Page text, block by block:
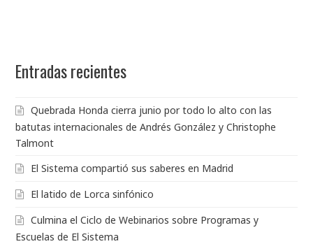
Entradas recientes
Quebrada Honda cierra junio por todo lo alto con las
batutas internacionales de Andrés González y Christophe
Talmont
El Sistema compartió sus saberes en Madrid
El latido de Lorca sinfónico
Culmina el Ciclo de Webinarios sobre Programas y
Escuelas de El Sistema